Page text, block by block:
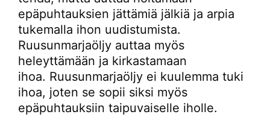
epäpuhtauksien jättämiä jälkiä ja arpia
tukemalla ihon uudistumista.
Ruusunmarjaöljy auttaa myös
heleyttämään ja kirkastamaan
ihoa. Ruusunmarjaöljy ei kuulemma tuki
ihoa, joten se sopii siksi myös
epäpuhtauksiin taipuvaiselle iholle.